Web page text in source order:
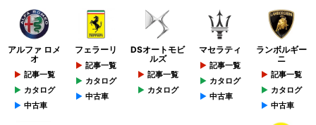
アルファ ロメ
オ
記事一覧
カタログ
中古車
フェラーリ
記事一覧
カタログ
中古車
DSオートモビ
ルズ
記事一覧
カタログ
マセラティ
記事一覧
カタログ
中古車
ランボルギー
ニ
記事一覧
カタログ
中古車